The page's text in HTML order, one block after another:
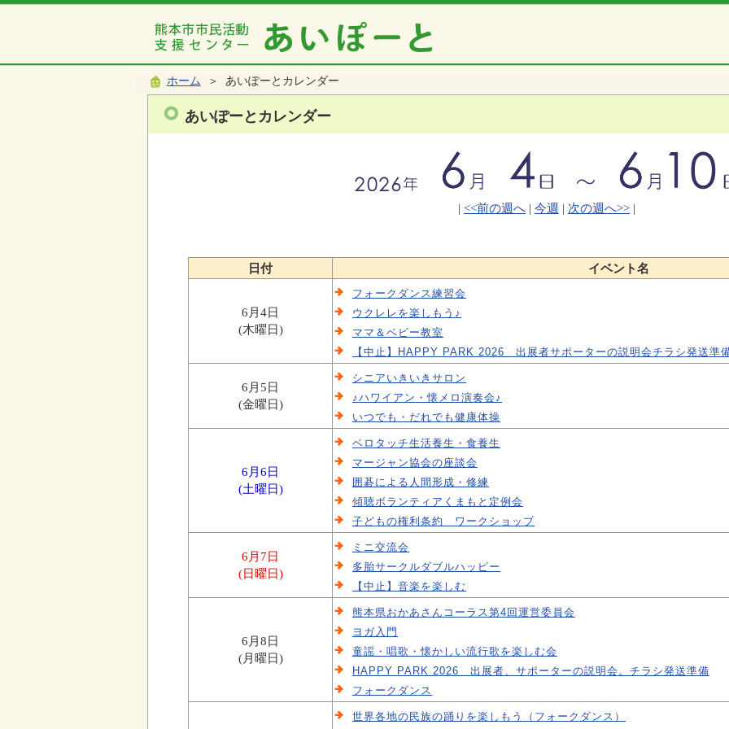
ホーム ＞ あいぽーとカレンダー
あいぽーとカレンダー
| <<前の週へ | 今週 | 次の週へ>> |
日付 イベント名
6月4日
(木曜日)
フォークダンス練習会
ウクレレを楽しもう♪
ママ＆ベビー教室
【中止】HAPPY PARK 2026 出展者サポーターの説明会チラシ発送準
6月5日
(金曜日)
シニアいきいきサロン
♪ハワイアン・懐メロ演奏会♪
いつでも・だれでも健康体操
6月6日
(土曜日)
ベロタッチ生活養生・食養生
マージャン協会の座談会
囲碁による人間形成・修練
傾聴ボランティアくまもと定例会
子どもの権利条約 ワークショップ
6月7日
(日曜日)
ミニ交流会
多胎サークルダブルハッピー
【中止】音楽を楽しむ
6月8日
(月曜日)
熊本県おかあさんコーラス第4回運営委員会
ヨガ入門
童謡・唱歌・懐かしい流行歌を楽しむ会
HAPPY PARK 2026 出展者、サポーターの説明会。チラシ発送準備
フォークダンス
世界各地の民族の踊りを楽しもう（フォークダンス）